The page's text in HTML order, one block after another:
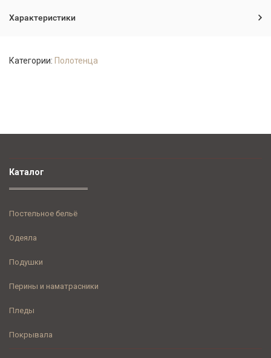
Характеристики
Категории: Полотенца
Каталог
Постельное бельё
Одеяла
Подушки
Перины и наматрасники
Пледы
Покрывала